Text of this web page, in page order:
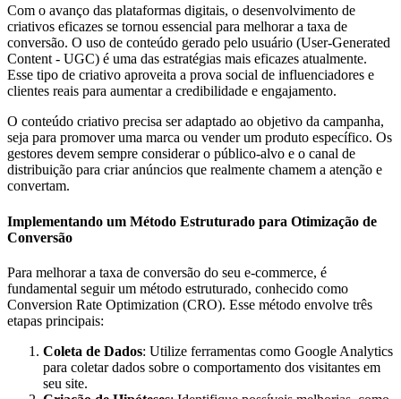
Com o avanço das plataformas digitais, o desenvolvimento de
criativos eficazes se tornou essencial para melhorar a taxa de
conversão. O uso de conteúdo gerado pelo usuário (User-Generated
Content - UGC) é uma das estratégias mais eficazes atualmente.
Esse tipo de criativo aproveita a prova social de influenciadores e
clientes reais para aumentar a credibilidade e engajamento.
O conteúdo criativo precisa ser adaptado ao objetivo da campanha,
seja para promover uma marca ou vender um produto específico. Os
gestores devem sempre considerar o público-alvo e o canal de
distribuição para criar anúncios que realmente chamem a atenção e
convertam.
Implementando um Método Estruturado para Otimização de
Conversão
Para melhorar a taxa de conversão do seu e-commerce, é
fundamental seguir um método estruturado, conhecido como
Conversion Rate Optimization (CRO). Esse método envolve três
etapas principais:
Coleta de Dados: Utilize ferramentas como Google Analytics
para coletar dados sobre o comportamento dos visitantes em
seu site.